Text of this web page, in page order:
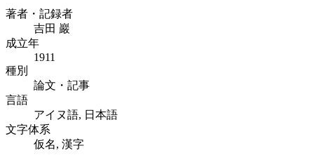
著者・記録者
吉田 巖
成立年
1911
種別
論文・記事
言語
アイヌ語, 日本語
文字体系
仮名, 漢字